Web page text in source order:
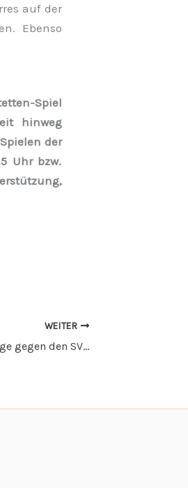
auf der
Ebenso
Spiel
hinweg
der
Uhr bzw.
WEITER
Heimspielniederlage gegen den SV Edelweiß Waltershofen